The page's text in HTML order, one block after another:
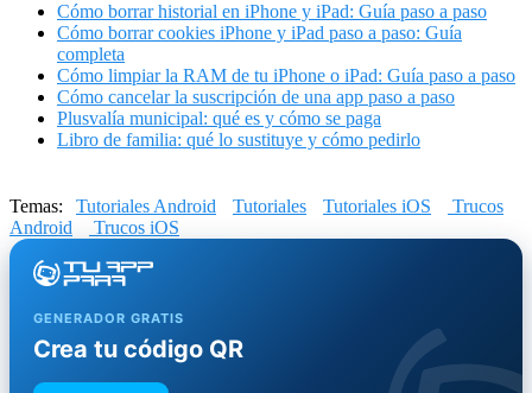
Cómo borrar historial en iPhone y iPad: Guía paso a paso
Cómo borrar cookies iPhone y iPad paso a paso: Guía
completa
Cómo limpiar la RAM de tu iPhone o iPad: Guía paso a paso
Cómo cancelar la suscripción de una app paso a paso
Plusvalía municipal: qué es y cómo se paga
Libro de familia: qué lo sustituye y cómo pedirlo
Temas: Tutoriales Android Tutoriales Tutoriales iOS
Trucos
Android
Trucos iOS
GENERADOR GRATIS
Crea tu código QR